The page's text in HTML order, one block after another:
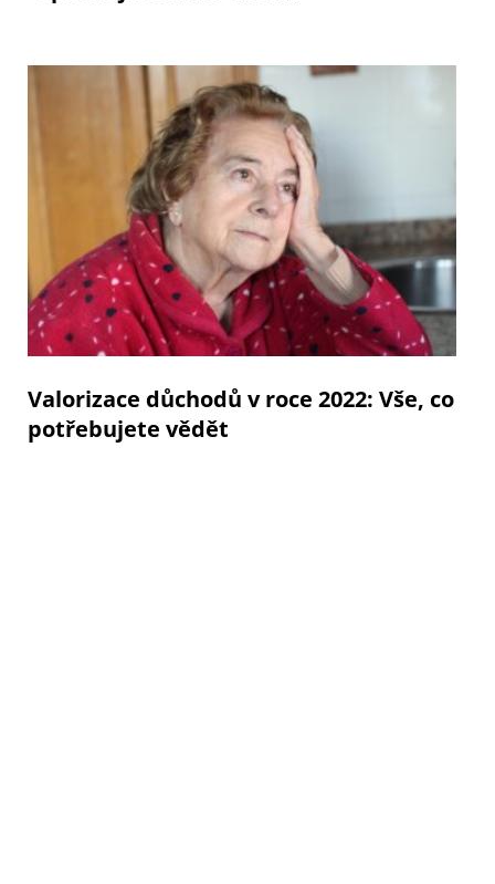
Valorizace důchodů v roce 2022: Vše, co
potřebujete vědět